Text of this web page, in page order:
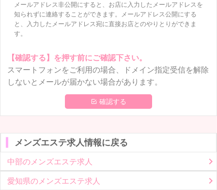
メールアドレス非公開にすると、お店に入力したメールアドレスを
知られずに連絡することができます。メールアドレス公開にする
と、入力したメールアドレス宛に直接お店とのやりとりができま
す。
【確認する】を押す前にご確認下さい。
スマートフォンをご利用の場合、ドメイン指定受信を解除
しないとメールが届かない場合があります。
 確認する
メンズエステ求人情報に戻る
中部のメンズエステ求人
愛知県のメンズエステ求人